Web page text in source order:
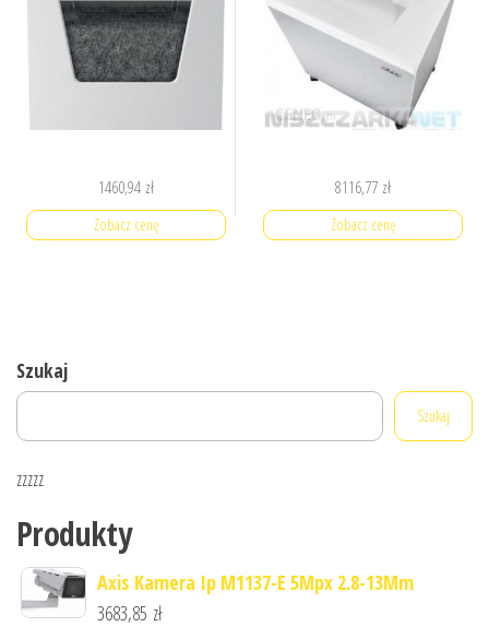
1460,94 zł
Zobacz cenę
8116,77 zł
Zobacz cenę
Szukaj
Szukaj
zzzzz
Produkty
Axis Kamera Ip M1137-E 5Mpx 2.8-13Mm
3683,85 zł